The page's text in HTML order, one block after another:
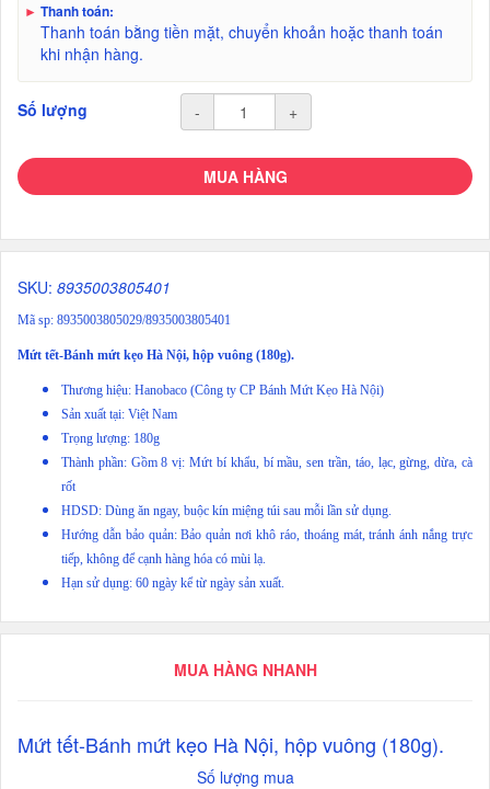
► Thanh toán:
Thanh toán bằng tiền mặt, chuyển khoản hoặc thanh toán
khi nhận hàng.
Số lượng - +
MUA HÀNG
SKU: 8935003805401
Mã sp: 8935003805029/8935003805401
Mứt tết-Bánh mứt kẹo Hà Nội, hộp vuông (180g).
Thương hiệu: Hanobaco (Công ty CP Bánh Mứt Kẹo Hà Nội)
Sản xuất tại: Việt Nam
Trọng lượng: 180g
Thành phần: Gồm 8 vị: Mứt bí khẩu, bí mầu, sen trần, táo, lạc, gừng, dừa, cà
rốt
HDSD: Dùng ăn ngay, buộc kín miệng túi sau mỗi lần sử dụng.
Hướng dẫn bảo quản: Bảo quản nơi khô ráo, thoáng mát, tránh ánh nắng trực
tiếp, không để cạnh hàng hóa có mùi lạ.
Hạn sử dụng: 60 ngày kể từ ngày sản xuất.
MUA HÀNG NHANH
Mứt tết-Bánh mứt kẹo Hà Nội, hộp vuông (180g).
Số lượng mua